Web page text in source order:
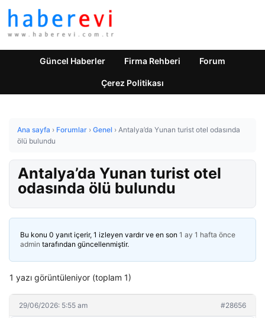
Güncel Haberler Firma Rehberi Forum
Çerez Politikası
Ana sayfa › Forumlar › Genel › Antalya’da Yunan turist otel odasında
ölü bulundu
Antalya’da Yunan turist otel
odasında ölü bulundu
Bu konu 0 yanıt içerir, 1 izleyen vardır ve en son 1 ay 1 hafta önce
admin tarafından güncellenmiştir.
1 yazı görüntüleniyor (toplam 1)
29/06/2026: 5:55 am #28656